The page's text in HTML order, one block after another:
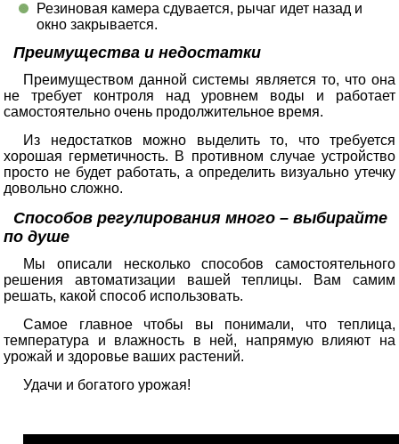
Резиновая камера сдувается, рычаг идет назад и
окно закрывается.
Преимущества и недостатки
Преимуществом данной системы является то, что она
не требует контроля над уровнем воды и работает
самостоятельно очень продолжительное время.
Из недостатков можно выделить то, что требуется
хорошая герметичность. В противном случае устройство
просто не будет работать, а определить визуально утечку
довольно сложно.
Способов регулирования много – выбирайте
по душе
Мы описали несколько способов самостоятельного
решения автоматизации вашей теплицы. Вам самим
решать, какой способ использовать.
Самое главное чтобы вы понимали, что теплица,
температура и влажность в ней, напрямую влияют на
урожай и здоровье ваших растений.
Удачи и богатого урожая!